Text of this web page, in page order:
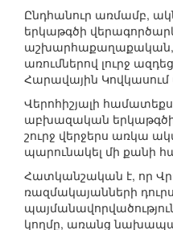
Ընդհանուր առմամբ,
երկաթգծի
առումներով լուրջ
Հարավային
Վերոհիշյալի
աբխազական
շուրջ վերջերս առկա
պարունակել մի քանի
Հատկանշական է, որ
ռազմակայանների
կողմը, առանց